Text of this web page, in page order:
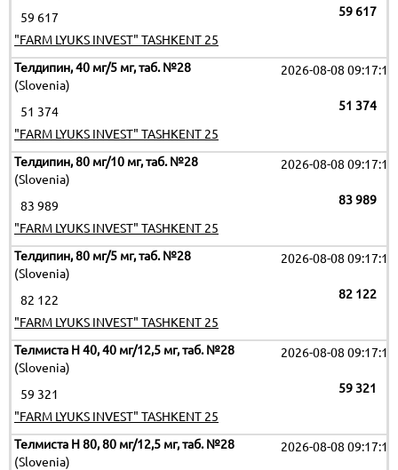
59 617
59 617
"FARM LYUKS INVEST" TASHKENT 25
Телдипин, 40 мг/5 мг, таб. №28
(Slovenia)
2026-08-08 09:17:19
51 374
51 374
"FARM LYUKS INVEST" TASHKENT 25
Телдипин, 80 мг/10 мг, таб. №28
(Slovenia)
2026-08-08 09:17:19
83 989
83 989
"FARM LYUKS INVEST" TASHKENT 25
Телдипин, 80 мг/5 мг, таб. №28
(Slovenia)
2026-08-08 09:17:19
82 122
82 122
"FARM LYUKS INVEST" TASHKENT 25
Телмиста Н 40, 40 мг/12,5 мг, таб. №28
(Slovenia)
2026-08-08 09:17:19
59 321
59 321
"FARM LYUKS INVEST" TASHKENT 25
Телмиста Н 80, 80 мг/12,5 мг, таб. №28
(Slovenia)
2026-08-08 09:17:19